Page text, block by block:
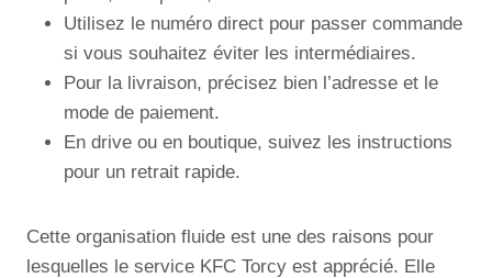
Utilisez le numéro direct pour passer commande
si vous souhaitez éviter les intermédiaires.
Pour la livraison, précisez bien l’adresse et le
mode de paiement.
En drive ou en boutique, suivez les instructions
pour un retrait rapide.
Cette organisation fluide est une des raisons pour
lesquelles le service KFC Torcy est apprécié. Elle